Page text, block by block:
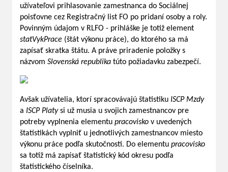
užívateľovi prihlasovanie zamestnanca do Sociálnej
poisťovne cez Registračný list FO po pridaní osoby a roly.
Povinným údajom v RLFO - prihláške je totiž element
statVykPrace (štát výkonu práce), do ktorého sa má
zapísať skratka štátu. A práve priradenie položky s
názvom Slovenská republika túto požiadavku zabezpečí.
Avšak užívatelia, ktorí spracovávajú štatistiku ISCP Mzdy
a ISCP Platysi už musia u svojich zamestnancov pre
potreby vyplnenia elementu pracovisko v uvedených
štatistikách vyplniť u jednotlivých zamestnancov miesto
výkonu práce podľa skutočnosti. Do elementu pracovisko
sa totiž má zapísať štatistický kód okresu podľa
štatistického číselníka.